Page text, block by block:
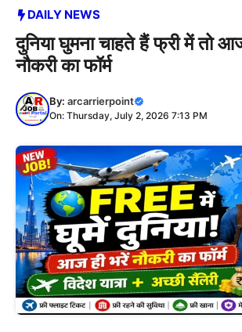
DAILY NEWS
दुनिया घुमना चाहते हैं फ्री में तो
नौकरी का फॉर्म
By: arcarrierpoint
On: Thursday, July 2, 2026 7:13 PM